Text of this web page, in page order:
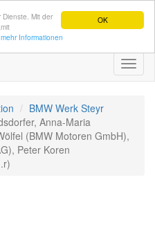
OK
Mit der
mehr Informationen
BMW Werk Steyr
Anna-Maria
(BMW Motoren GmbH),
Peter Koren